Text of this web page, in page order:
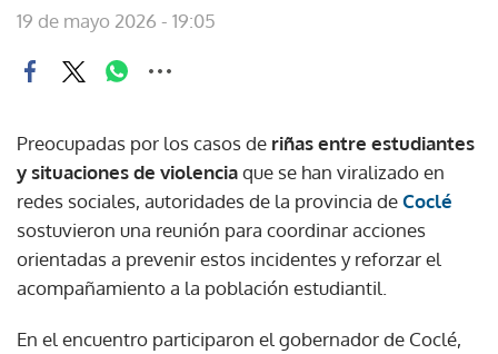
19 de mayo 2026 - 19:05
Preocupadas por los casos de riñas entre estudiantes
y situaciones de violenciaque se han viralizado en
redes sociales, autoridades de la provincia deCoclé
sostuvieron una reunión para coordinar acciones
orientadas a prevenir estos incidentes y reforzar el
acompañamiento a la población estudiantil.
En el encuentro participaron el gobernador de Coclé,